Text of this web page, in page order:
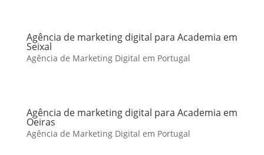
Agência de marketing digital para Academia em
Seixal
Agência de Marketing Digital em Portugal
Agência de marketing digital para Academia em
Oeiras
Agência de Marketing Digital em Portugal